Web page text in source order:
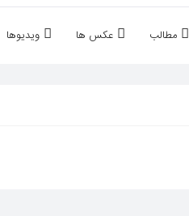
مطالب عکس ها ویدیوها